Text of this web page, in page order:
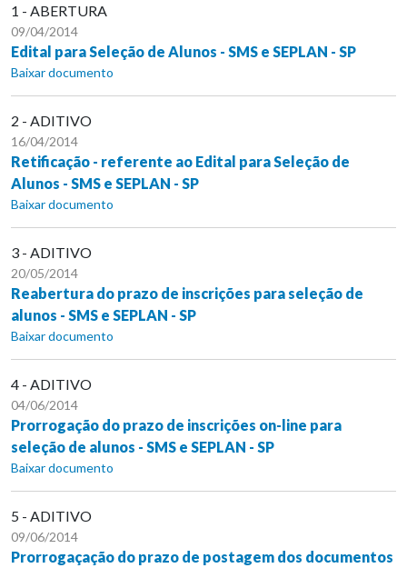
1 - ABERTURA
09/04/2014
Edital para Seleção de Alunos - SMS e SEPLAN - SP
Baixar documento
2 - ADITIVO
16/04/2014
Retificação - referente ao Edital para Seleção de
Alunos - SMS e SEPLAN - SP
Baixar documento
3 - ADITIVO
20/05/2014
Reabertura do prazo de inscrições para seleção de
alunos - SMS e SEPLAN - SP
Baixar documento
4 - ADITIVO
04/06/2014
Prorrogação do prazo de inscrições on-line para
seleção de alunos - SMS e SEPLAN - SP
Baixar documento
5 - ADITIVO
09/06/2014
Prorrogaçação do prazo de postagem dos documentos